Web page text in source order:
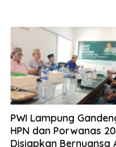
PWI Lampung
HPN dan Porwanas
Disiapkan Bernuansa